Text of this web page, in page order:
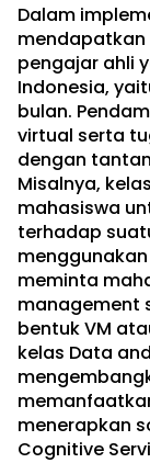
Dalam
pengajar ahli
Indonesia,
bulan.
virtual serta
dengan
Misalnya,
mahasiswa
terhadap
meminta
management
bentuk VM
kelas Data
menerapkan
Cognitive